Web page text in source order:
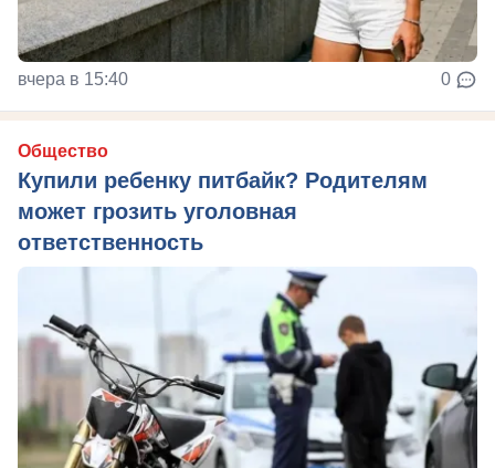
вчера в 15:40 0
Общество
Купили ребенку питбайк? Родителям
может грозить уголовная
ответственность